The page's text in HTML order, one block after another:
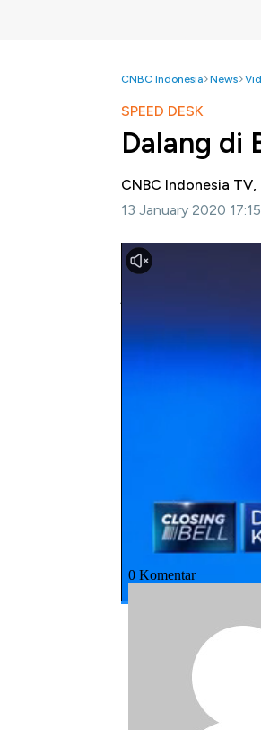
CNBC Indonesia News
SPEED DESK
Dalang di
CNBC Indonesia TV,
13 January 2020 17:15
Jakarta, CNBC
ketegangan antara
Selengkapnya
13/01/2020) berikut
#as #iran